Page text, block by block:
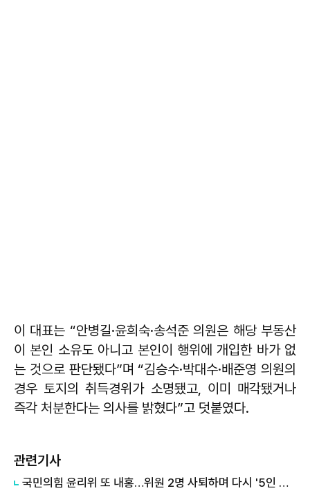
이 대표는 “안병길·윤희숙·송석준 의원은 해당 부동산
이 본인 소유도 아니고 본인이 행위에 개입한 바가 없
는 것으로 판단됐다”며 “김승수·박대수·배준영 의원의
경우 토지의 취득경위가 소명됐고, 이미 매각됐거나
즉각 처분한다는 의사를 밝혔다”고 덧붙였다.
관련기사
국민의힘 윤리위 또 내홍…위원 2명 사퇴하며 다시 '5인 체제'